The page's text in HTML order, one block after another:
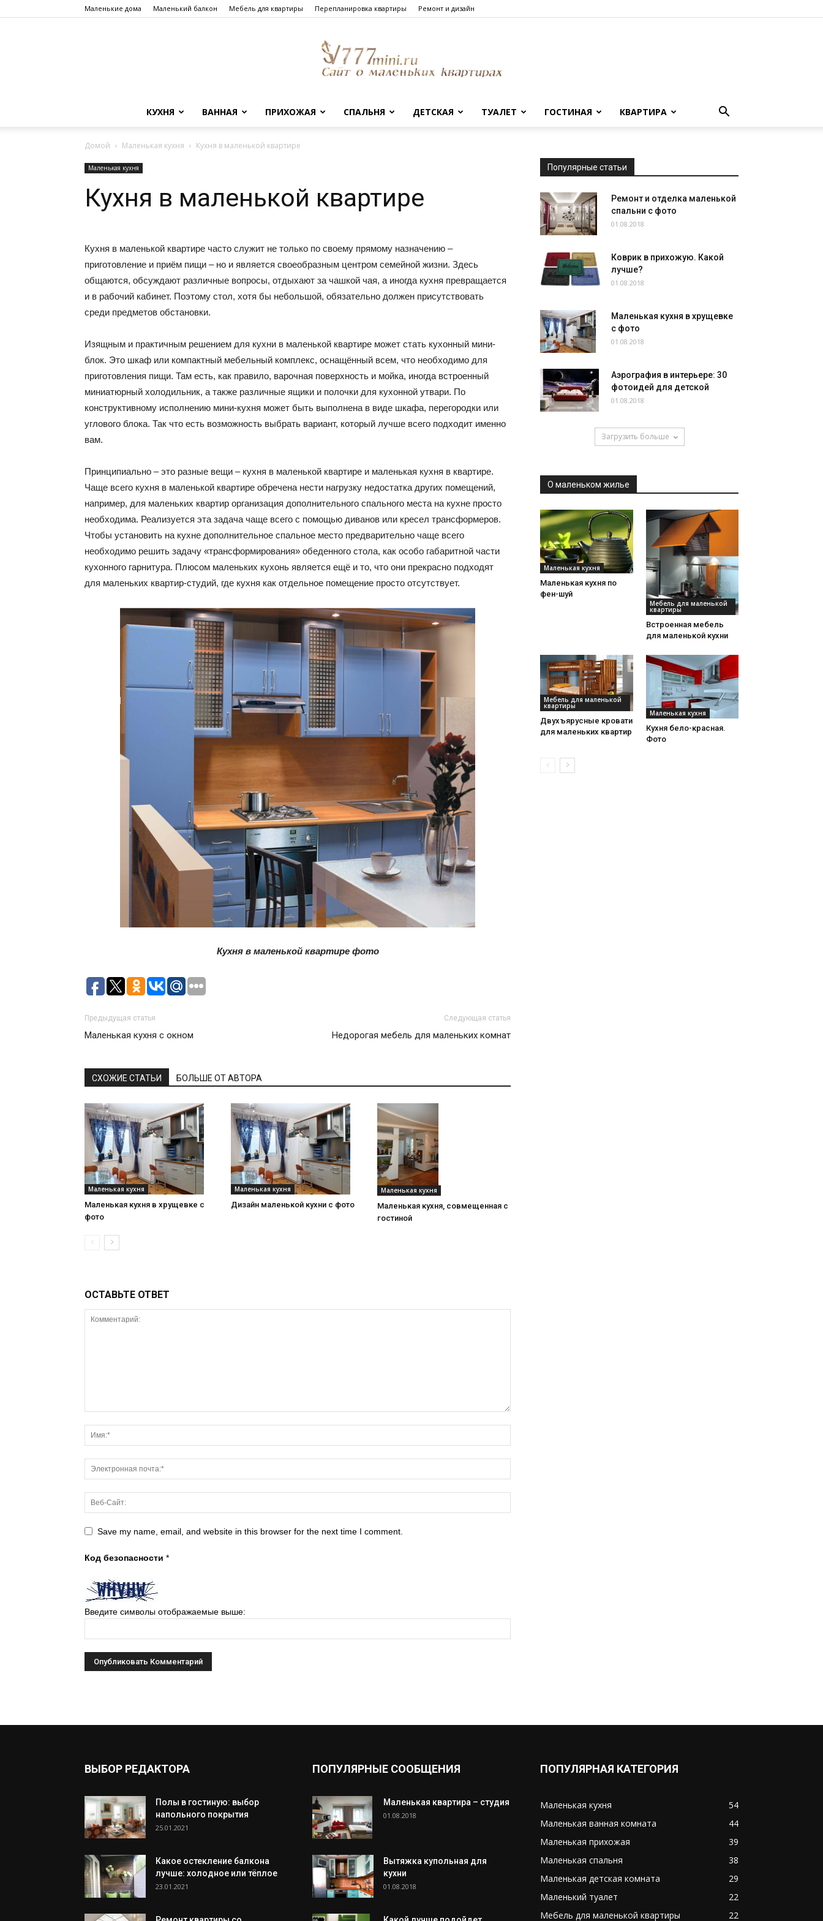
Маленькие дома Маленький балкон Мебель для квартиры Перепланировка квартиры Ремонт и дизайн
Сайт
о
квартирах
фото,
советы
КУХНЯ ВАННАЯ ПРИХОЖАЯ СПАЛЬНЯ ДЕТСКАЯ ТУАЛЕТ ГОСТИНАЯ КВАРТИРА
Домой Маленькая кухня Кухня в маленькой квартире
Маленькая кухня
Кухня в маленькой квартире
Кухня в маленькой квартире часто служит не только по своему прямому назначению –
приготовление и приём пищи – но и является своеобразным центром семейной жизни. Здесь
общаются, обсуждают различные вопросы, отдыхают за чашкой чая, а иногда кухня превращается
и в рабочий кабинет. Поэтому стол, хотя бы небольшой, обязательно должен присутствовать
среди предметов обстановки.
Изящным и практичным решением для кухни в маленькой квартире может стать кухонный мини-
блок. Это шкаф или компактный мебельный комплекс, оснащённый всем, что необходимо для
приготовления пищи. Там есть, как правило, варочная поверхность и мойка, иногда встроенный
миниатюрный холодильник, а также различные ящики и полочки для кухонной утвари. По
конструктивному исполнению мини-кухня может быть выполнена в виде шкафа, перегородки или
углового блока. Так что есть возможность выбрать вариант, который лучше всего подходит именно
вам.
Принципиально – это разные вещи – кухня в маленькой квартире и маленькая кухня в квартире.
Чаще всего кухня в маленькой квартире обречена нести нагрузку недостатка других помещений,
например, для маленьких квартир организация дополнительного спального места на кухне просто
необходима. Реализуется эта задача чаще всего с помощью диванов или кресел трансформеров.
Чтобы установить на кухне дополнительное спальное место предварительно чаще всего
необходимо решить задачу «трансформирования» обеденного стола, как особо габаритной части
кухонного гарнитура. Плюсом маленьких кухонь является ещё и то, что они прекрасно подходят
для маленьких квартир-студий, где кухня как отдельное помещение просто отсутствует.
Кухня в маленькой квартире фото
Предыдущая статья
Маленькая кухня с окном
Следующая статья
Недорогая мебель для маленьких комнат
СХОЖИЕ СТАТЬИ БОЛЬШЕ ОТ АВТОРА
Маленькая кухня
Маленькая кухня в хрущевке с
фото
Маленькая кухня
Дизайн маленькой кухни с фото
Маленькая кухня
Маленькая кухня, совмещенная с
гостиной
ОСТАВЬТЕ ОТВЕТ
Save my name, email, and website in this browser for the next time I comment.
Код безопасности *
Введите символы отображаемые выше:
Популярные статьи
Ремонт и отделка маленькой
спальни с фото
01.08.2018
Коврик в прихожую. Какой
лучше?
01.08.2018
Маленькая кухня в хрущевке
с фото
01.08.2018
Аэрография в интерьере: 30
фотоидей для детской
01.08.2018
Загрузить больше
О маленьком жилье
Маленькая кухня
Маленькая кухня по
фен-шуй
Мебель для маленькой
квартиры
Встроенная мебель
для маленькой кухни
Мебель для маленькой
квартиры
Двухъярусные кровати
для маленьких квартир
Маленькая кухня
Кухня бело-красная.
Фото
ВЫБОР РЕДАКТОРА
Полы в гостиную: выбор
напольного покрытия
25.01.2021
Какое остекление балкона
лучше: холодное или тёплое
23.01.2021
ПОПУЛЯРНЫЕ СООБЩЕНИЯ
Маленькая квартира – студия
01.08.2018
Вытяжка купольная для
кухни
01.08.2018
ПОПУЛЯРНАЯ КАТЕГОРИЯ
Маленькая кухня
54
Маленькая ванная комната
44
Маленькая прихожая
39
Маленькая спальня
38
Маленькая детская комната
29
Маленький туалет
22
Мебель для маленькой квартиры
22